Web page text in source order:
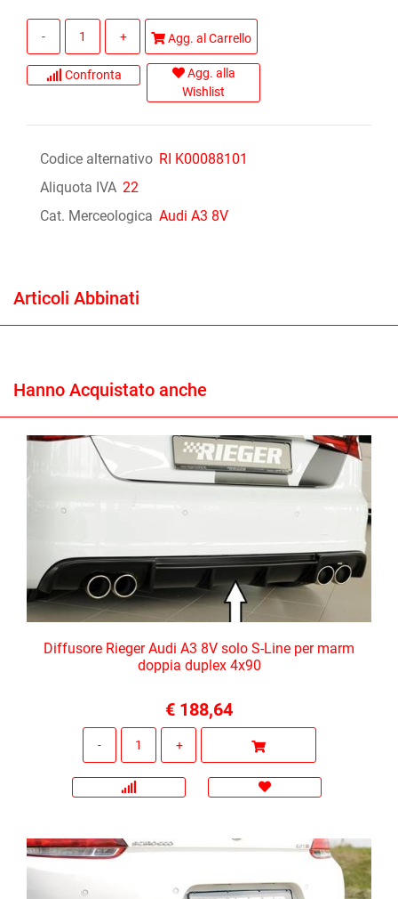
Agg. al Carrello
Confronta
Agg. alla
Wishlist
Codice alternativo RI K00088101
Aliquota IVA 22
Cat. Merceologica Audi A3 8V
Articoli Abbinati
Hanno Acquistato anche
Diffusore Rieger Audi A3 8V solo S-Line per marm
doppia duplex 4x90
€ 188,64